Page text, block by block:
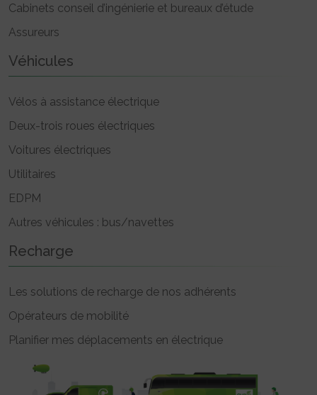
Cabinets conseil d’ingénierie et bureaux d’étude
Assureurs
Véhicules
Vélos à assistance électrique
Deux-trois roues électriques
Voitures électriques
Utilitaires
EDPM
Autres véhicules : bus/navettes
Recharge
Les solutions de recharge de nos adhérents
Opérateurs de mobilité
Planifier mes déplacements en électrique